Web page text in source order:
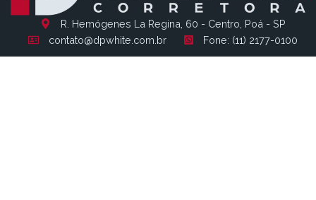
R. Hemógenes La Regina, 60 - Centro, Poá - SP
contato@dpwhite.com.br
Fone: (11) 2177-0100